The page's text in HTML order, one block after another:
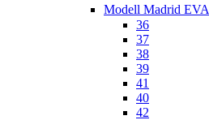
Modell Madrid EVA
36
37
38
39
41
40
42